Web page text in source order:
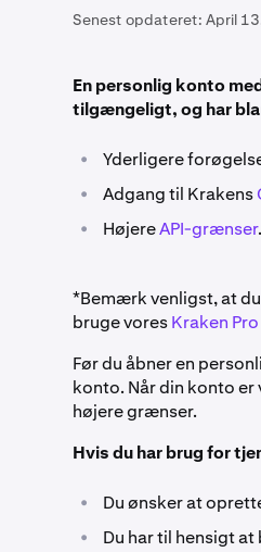
Senest opdateret: April
En personlig konto
tilgængeligt, og har
• Yderligere
• Adgang til Krakens
• HøjereAPI-grænser.
*Bemærk venligst, at
bruge voresKraken
Før du åbner en
konto. Når din konto
højere grænser.
Hvis du har brug for
• Du ønsker at
•
Du har til hensigt